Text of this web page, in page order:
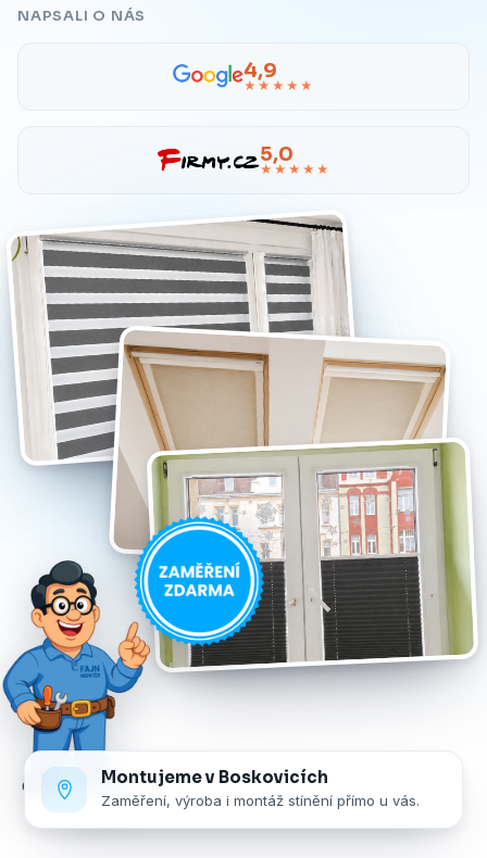
NAPSALI O NÁS
4,9
★★★★★
5,0
★★★★★
Montujeme v Boskovicích
Zaměření, výroba i montáž stínění přímo u vás.